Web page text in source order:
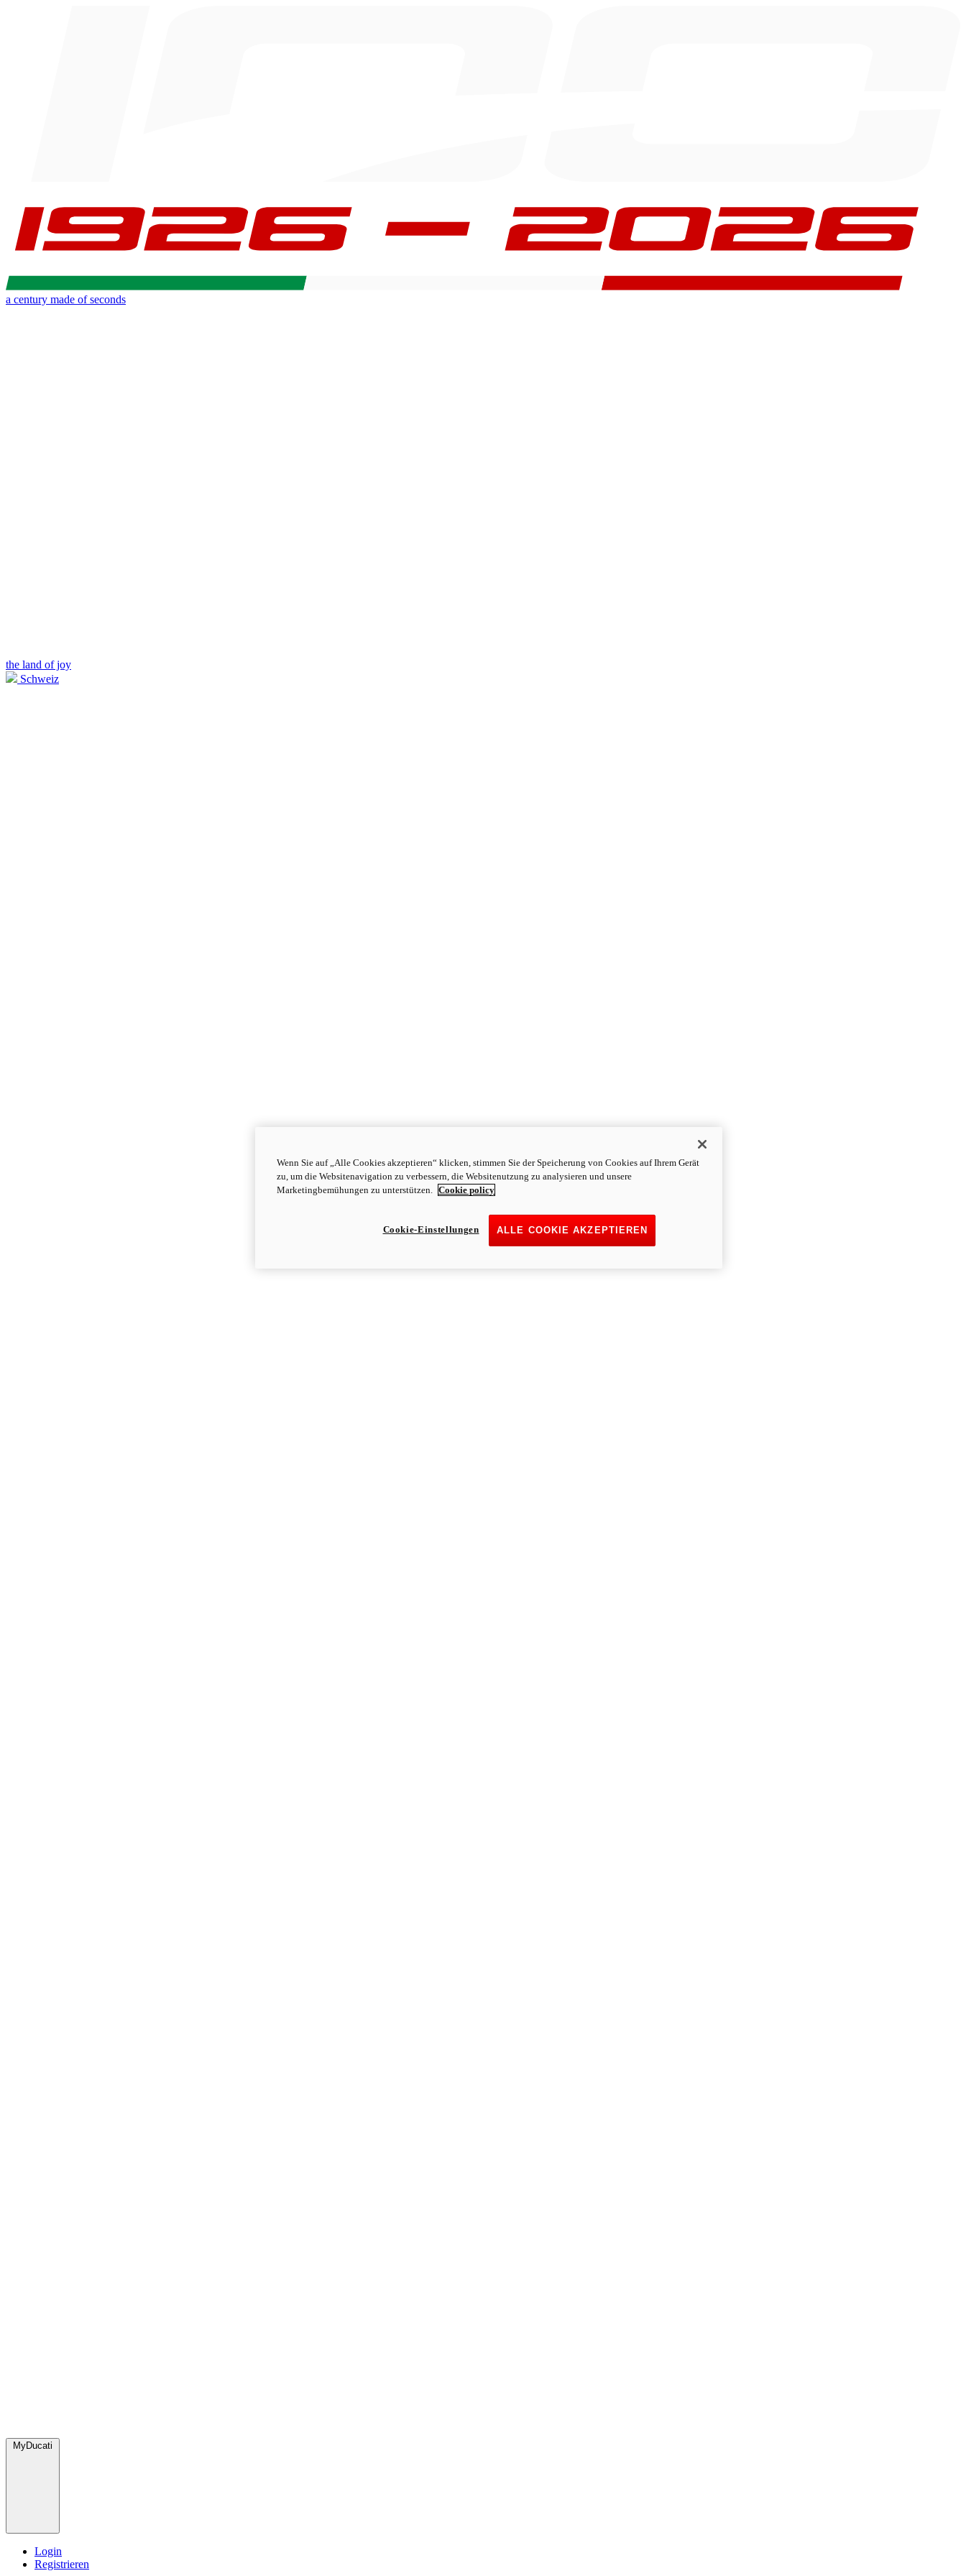
a century made of seconds
the land of joy
Schweiz
MyDucati
Login
Registrieren
Wenn Sie auf „Alle Cookies akzeptieren“ klicken, stimmen Sie der Speicherung von Cookies auf Ihrem Gerät
zu, um die Websitenavigation zu verbessern, die Websitenutzung zu analysieren und unsere
Marketingbemühungen zu unterstützen. Cookie policy
ALLE COOKIE AKZEPTIEREN
Cookie-Einstellungen